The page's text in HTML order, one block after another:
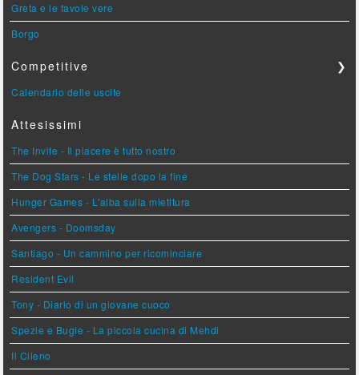
Greta e le favole vere
Borgo
Competitive ❯
Calendario delle uscite
Attesissimi
The Invite - Il piacere è tutto nostro
The Dog Stars - Le stelle dopo la fine
Hunger Games - L'alba sulla mietitura
Avengers - Doomsday
Santiago - Un cammino per ricominciare
Resident Evil
Tony - Diario di un giovane cuoco
Spezie e Bugie - La piccola cucina di Mehdi
Il Cileno